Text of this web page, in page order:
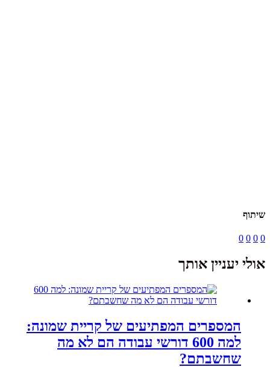
שיתוף
0
0
0
0
אולי יעניין אותך
המספרים המפתיעים של קריית שמונה:
למה 600 דורשי עבודה הם לא מה
שחשבתם?